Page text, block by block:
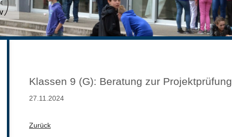
Klassen 9 (G): Beratung zur Projektprüfung
27.11.2024
Zurück